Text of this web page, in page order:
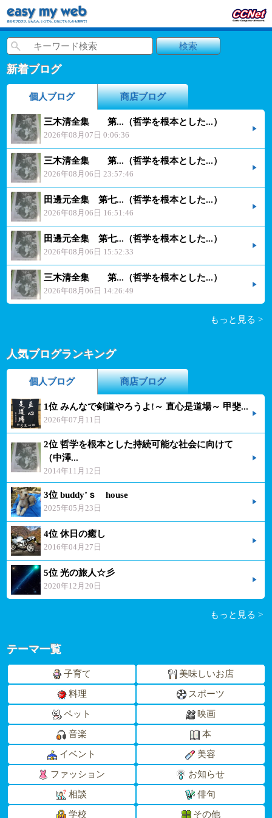
新着ブログ
個人ブログ 商店ブログ
三木清全集 第...（哲学を根本とした...）
2026年08月07日 0:06:36
三木清全集 第...（哲学を根本とした...）
2026年08月06日 23:57:46
田邊元全集 第七...（哲学を根本とした...）
2026年08月06日 16:51:46
田邊元全集 第七...（哲学を根本とした...）
2026年08月06日 15:52:33
三木清全集 第...（哲学を根本とした...）
2026年08月06日 14:26:49
もっと見る >
人気ブログランキング
個人ブログ 商店ブログ
1位 みんなで剣道やろうよ!～ 直心是道場～ 甲斐...
2026年07月11日
2位 哲学を根本とした持続可能な社会に向けて
（中澤...
2014年11月12日
3位 buddy’ｓ house
2025年05月23日
4位 休日の癒し
2016年04月27日
5位 光の旅人☆彡
2020年12月20日
もっと見る >
テーマ一覧
子育て 美味しいお店
料理 スポーツ
ペット 映画
音楽 本
イベント 美容
ファッション お知らせ
相談 俳句
学校 その他